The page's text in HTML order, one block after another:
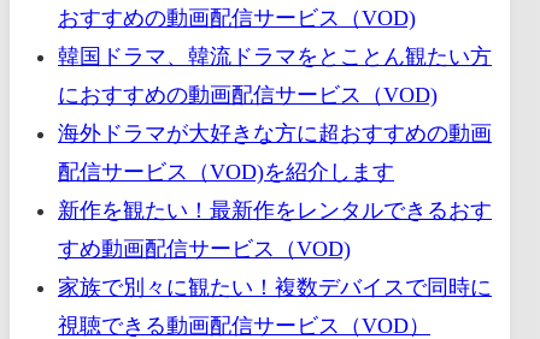
おすすめの動画配信サービス（VOD)
韓国ドラマ、韓流ドラマをとことん観たい方
におすすめの動画配信サービス（VOD)
海外ドラマが大好きな方に超おすすめの動画
配信サービス（VOD)を紹介します
新作を観たい！最新作をレンタルできるおす
すめ動画配信サービス（VOD)
家族で別々に観たい！複数デバイスで同時に
視聴できる動画配信サービス（VOD）